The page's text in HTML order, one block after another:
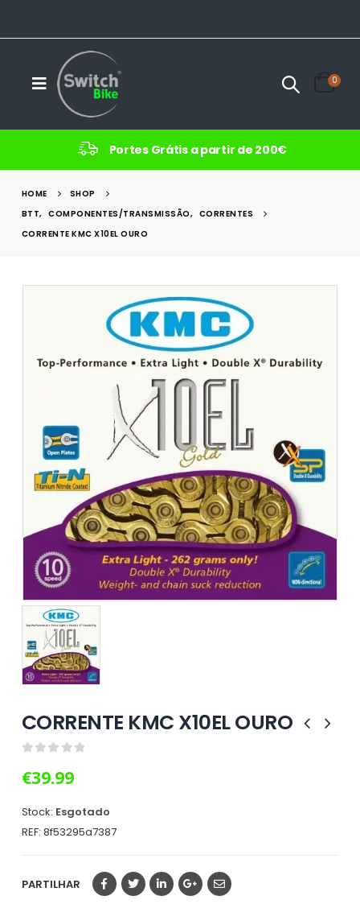
0
Portes Grátis a partir de 200€
HOME
SHOP
BTT, COMPONENTES/TRANSMISSÃO, CORRENTES
CORRENTE KMC X10EL OURO
CORRENTE KMC X10EL OURO
€39.99
Stock: Esgotado
REF: 8f53295a7387
PARTILHAR